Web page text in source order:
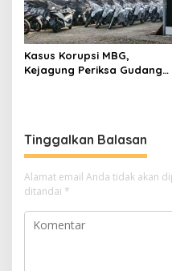
Kasus Korupsi MBG,
Kejagung Periksa Gudang
Tinggalkan Balasan
Alamat email Anda tidak akan
ditandai *